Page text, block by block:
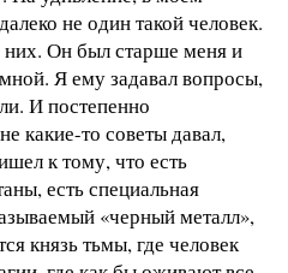
не один такой человек.
Он был старше меня и
Я ему задавал вопросы,
И постепенно
какие-то советы давал,
к тому, что есть
есть специальная
«черный металл»,
князь тьмы, где человек